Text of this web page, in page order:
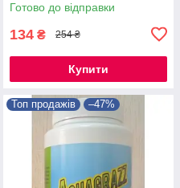
Готово до відправки
134 ₴ 254 ₴
Купити
Топ продажів –47%